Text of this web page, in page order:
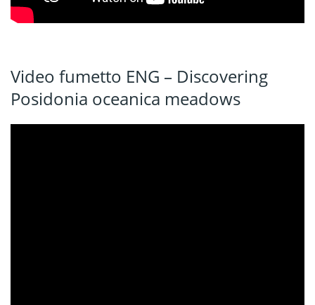
Video fumetto ENG – Discovering
Posidonia oceanica meadows